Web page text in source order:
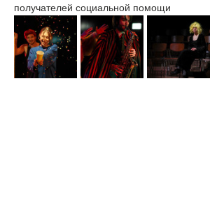
получателей социальной помощи